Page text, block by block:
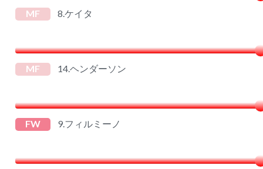
MF 8.ケイタ
MF 14.ヘンダーソン
FW 9.フィルミーノ